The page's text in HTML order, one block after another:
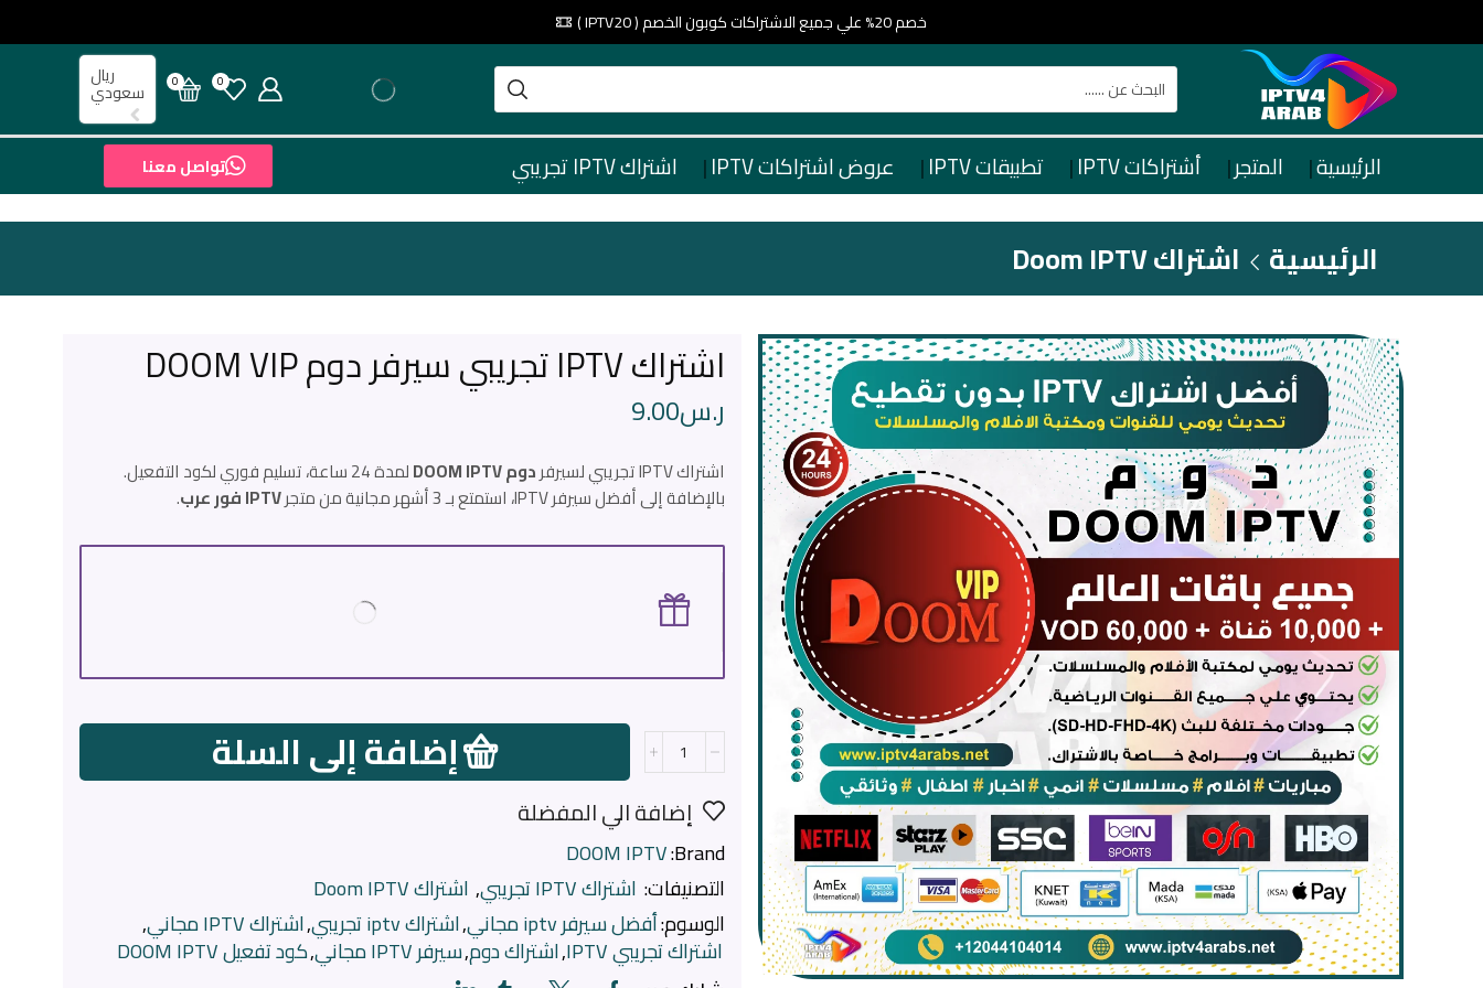
خصم 20% علي جميع الاشتراكات كوبون الخصم ( IPTV20 )
0
0 ريال
سعودي
الرئيسية المتجر أشتراكات IPTV تطبيقات IPTV عروض اشتراكات IPTV اشتراك IPTV تجريبي تواصل معنا
الرئيسية اشتراك Doom IPTV
اشتراك IPTV تجريبي سيرفر دوم DOOM VIP
ر.س9.00
اشتراك IPTV تجريبي لسيرفر دوم DOOM IPTV
لمدة 24 ساعة، تسليم فوري لكود التفعيل.
بالإضافة إلى أفضل سيرفر IPTV، استمتع بـ 3 أشهر مجانية من متجر
IPTV فور عرب .
إضافة إلى السلة
إضافة الي المفضلة
Brand:
DOOM IPTV
التصنيفات: اشتراك IPTV تجريبي , اشتراك Doom IPTV
الوسوم:أفضل سيرفر iptv مجاني ,اشتراك iptv تجريبي ,اشتراك IPTV مجاني ,
اشتراك تجريبي IPTV ,اشتراك دوم,سيرفر IPTV مجاني ,كود تفعيل DOOM IPTV